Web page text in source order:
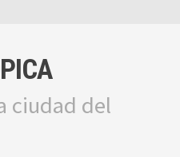
ciudad del